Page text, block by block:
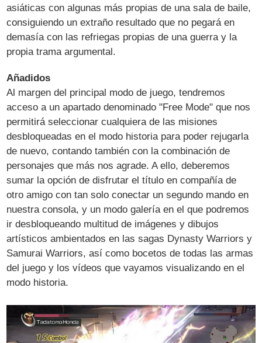
asiáticas con algunas más propias de una sala de baile,
consiguiendo un extraño resultado que no pegará en
demasía con las refriegas propias de una guerra y la
propia trama argumental.
Añadidos
Al margen del principal modo de juego, tendremos
acceso a un apartado denominado "Free Mode" que nos
permitirá seleccionar cualquiera de las misiones
desbloqueadas en el modo historia para poder rejugarla
de nuevo, contando también con la combinación de
personajes que más nos agrade. A ello, deberemos
sumar la opción de disfrutar el título en compañía de
otro amigo con tan solo conectar un segundo mando en
nuestra consola, y un modo galería en el que podremos
ir desbloqueando multitud de imágenes y dibujos
artísticos ambientados en las sagas Dynasty Warriors y
Samurai Warriors, así como bocetos de todas las armas
del juego y los vídeos que vayamos visualizando en el
modo historia.